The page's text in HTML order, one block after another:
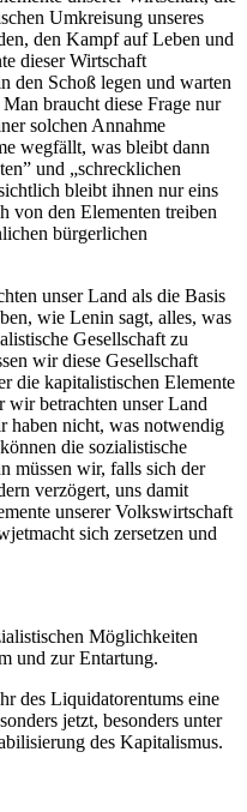
Umkreisung unseres
den Kampf auf Leben und
dieser Wirtschaft
den Schoß legen und warten
braucht diese Frage nur
solchen Annahme
wegfällt, was bleibt dann
und „schrecklichen
bleibt ihnen nur eins
von den Elementen treiben
bürgerlichen
unser Land als die Basis
wie Lenin sagt, alles, was
Gesellschaft zu
wir diese Gesellschaft
die kapitalistischen Elemente
wir betrachten unser Land
haben nicht, was notwendig
die sozialistische
müssen wir, falls sich der
verzögert, uns damit
unserer Volkswirtschaft
sich zersetzen und
Möglichkeiten
und zur Entartung.
des Liquidatorentums eine
jetzt, besonders unter
des Kapitalismus.